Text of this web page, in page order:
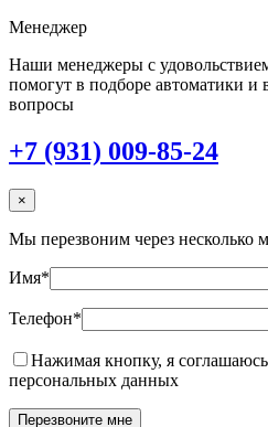
Менеджер
Наши менеджеры с
помогут в подборе автоматики и
вопросы
+7 (931) 009-85-24
×
Мы перезвоним через несколько
Имя*
Телефон*
Нажимая кнопку, я
персональных данных